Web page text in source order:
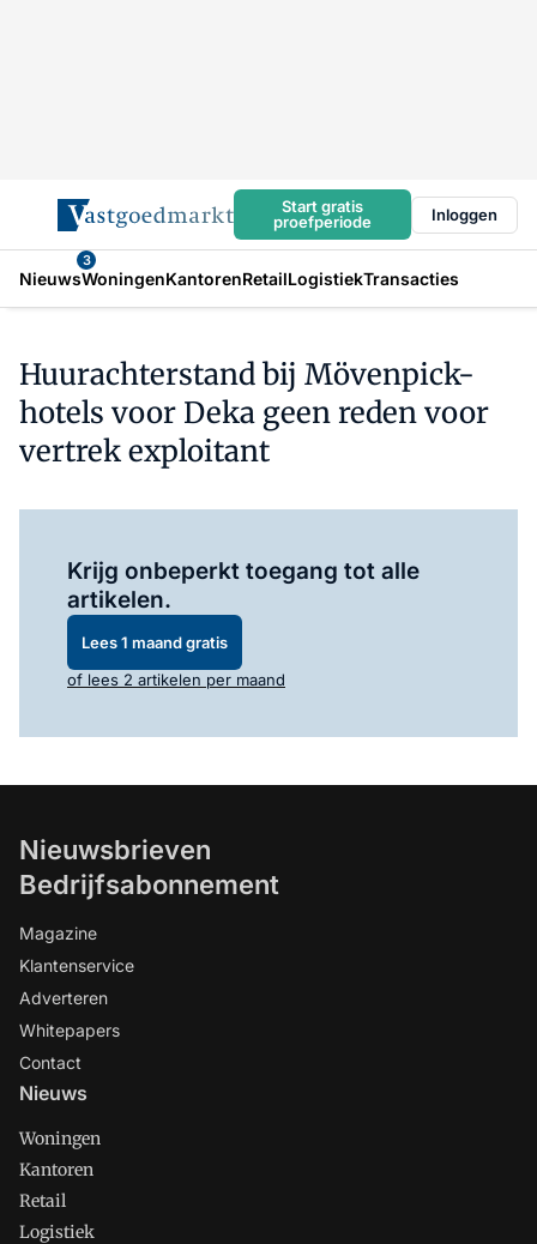
Start gratis
proefperiode
Inloggen
Nieuws
3
WoningenKantorenRetailLogistiekTransacties
Huurachterstand bij Mövenpick-
hotels voor Deka geen reden voor
vertrek exploitant
Krijg onbeperkt toegang tot alle
artikelen.
Lees 1 maand gratis
of lees 2 artikelen per maand
Nieuwsbrieven
Bedrijfsabonnement
Magazine
Klantenservice
Adverteren
Whitepapers
Contact
Nieuws
Woningen
Kantoren
Retail
Logistiek